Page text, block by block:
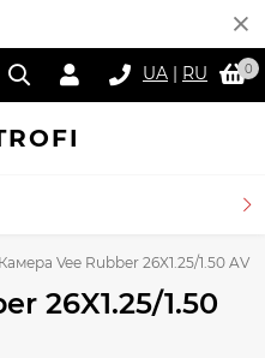
UA | RU 0
Камера Vee Rubber 26X1.25/1.50 AV
26X1.25/1.50